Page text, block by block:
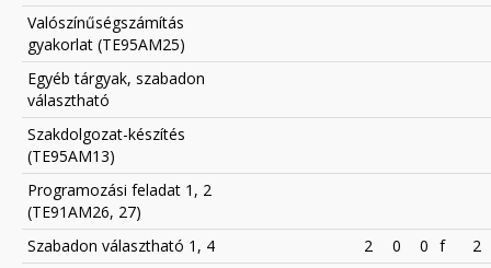
Valószínűségszámítás
gyakorlat (TE95AM25)
Egyéb tárgyak, szabadon
választható
Szakdolgozat-készítés
(TE95AM13)
Programozási feladat 1, 2
(TE91AM26, 27)
Szabadon választható 1, 4
2 0 0 f
2